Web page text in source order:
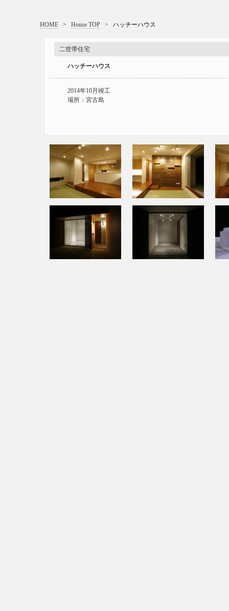
HOME > House TOP > ハッチーハウス
二世帯住宅
ハッチーハウス
2014年10月竣工
場所：宮古島